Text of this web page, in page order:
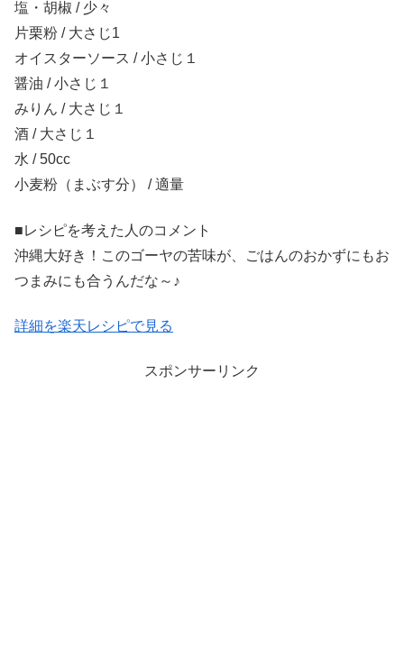
塩・胡椒 / 少々
片栗粉 / 大さじ1
オイスターソース / 小さじ１
醤油 / 小さじ１
みりん / 大さじ１
酒 / 大さじ１
水 / 50cc
小麦粉（まぶす分） / 適量
■レシピを考えた人のコメント
沖縄大好き！このゴーヤの苦味が、ごはんのおかずにもお
つまみにも合うんだな～♪
詳細を楽天レシピで見る
スポンサーリンク